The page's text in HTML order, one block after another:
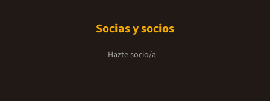
Socias y socios
Hazte socio/a